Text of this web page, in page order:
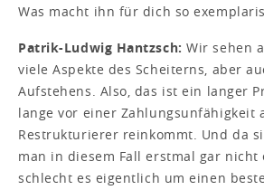
Was macht ihn für dich so
Patrik-Ludwig Hantzsch: Wir sehen
viele Aspekte des Scheiterns, aber
Aufstehens. Also, das ist ein langer
lange vor einer Zahlungsunfähigkeit
Restrukturierer reinkommt. Und da
man in diesem Fall erstmal gar nicht
schlecht es eigentlich um einen